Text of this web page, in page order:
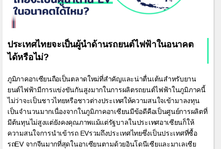
ประเทศไทยจะเป็นผู้นำด้านรถยนต์ไฟฟ้าในอนาคต
ได้หรือไม่?
ภูมิภาคอาเซียนถือเป็นตลาดใหม่ที่สำคัญและน่าตื่นเต้นสำหรับยาน
ยนต์ไฟฟ้ามีการแข่งขันกันสูงมากในการผลิตรถยนต์ไฟฟ้าในภูมิภาคนี้
ไม่ว่าจะเป็นชาวไทยหรือชาวต่างประเทศให้ความสนใจเข้ามาลงทุน
เป็นจำนวนมากเนื่องจากในภูมิภาคอาเซียนมีข้อดีคือเป็นศูนย์การผลิตที่
มีต้นทุนไม่สูงแต่ยังคงคุณภาพแม้แต่รัฐบาลในประเทศอาเซียนก็ให้
ความสนใจการนำเข้ารถ EVรวมถึงประเทศไทยซึ่งเป็นประเทศที่ซื้อ
รถEV จากจีนมากที่สุดในอาเซียนตามด้วยอินโดนีเซียและมาเลเซีย